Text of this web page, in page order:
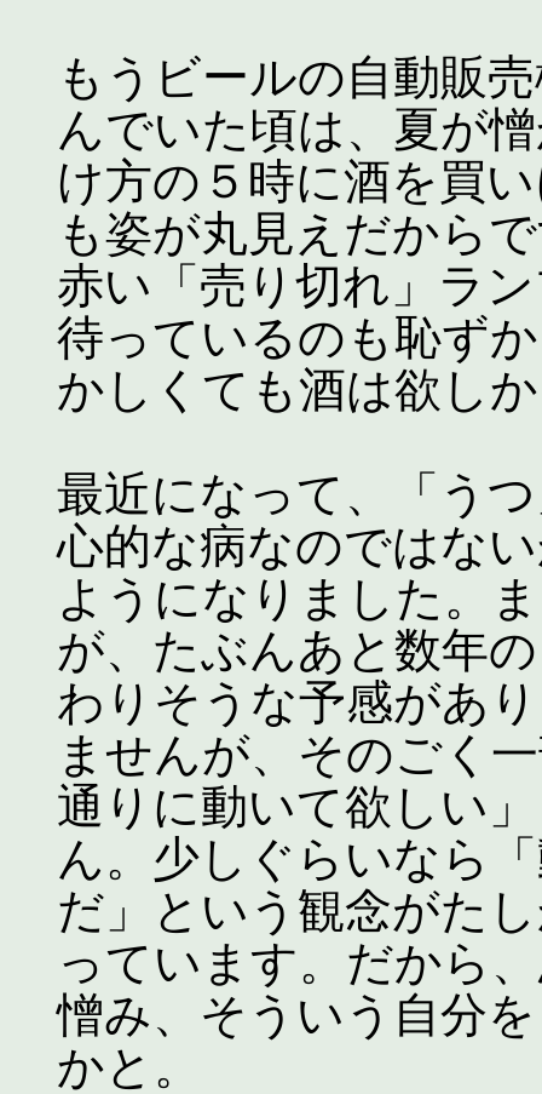
もうビールの自動販
んでいた頃は、夏が
け方の５時に酒を買
も姿が丸見えだから
赤い「売り切れ」ラ
待っているのも恥ず
かしくても酒は欲し
最近になって、「う
心的な病なのではな
ようになりました。
が、たぶんあと数年
わりそうな予感があ
ませんが、そのごく
通りに動いて欲しい
ん。少しぐらいなら
だ」という観念がた
っています。だから
憎み、そういう自分
かと。